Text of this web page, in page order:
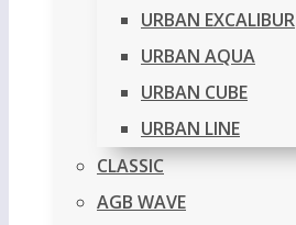
URBAN EXCALIBUR
URBAN AQUA
URBAN CUBE
URBAN LINE
CLASSIC
AGB WAVE